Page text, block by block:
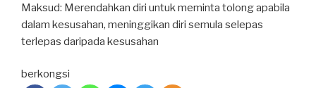
Maksud: Merendahkan diri untuk meminta tolong apabila
dalam kesusahan, meninggikan diri semula selepas
terlepas daripada kesusahan
berkongsi